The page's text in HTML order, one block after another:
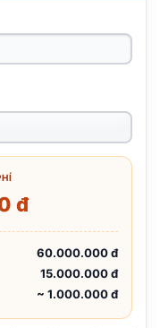
đ
60.000.000 đ
15.000.000 đ
~ 1.000.000 đ